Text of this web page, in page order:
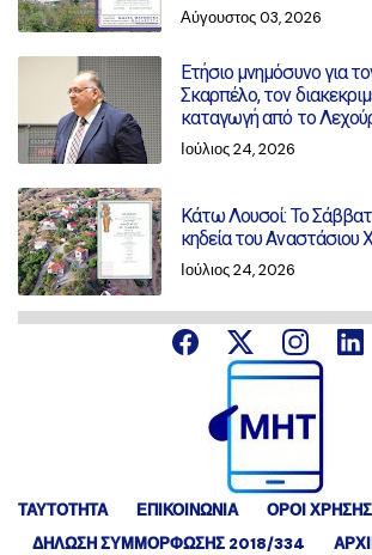
Αύγουστος 03, 2026
Ετήσιο μνημόσυνο για
Σκαρπέλο, τον
καταγωγή από το
Ιούλιος 24, 2026
Κάτω Λουσοί: Το
κηδεία του Αναστάσιου
Ιούλιος 24, 2026
ΤΑΥΤΟΤΗΤΑ ΕΠΙΚΟΙΝΩΝΙΑ
ΟΡΟΙ ΧΡΗΣΗΣ
ΔΉΛΩΣΗ ΣΥΜΜΌΡΦΩΣΗΣ 2018/334